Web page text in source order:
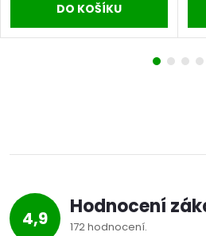
DO KOŠÍKU
4,9 Hodnocení
172 hodnocení